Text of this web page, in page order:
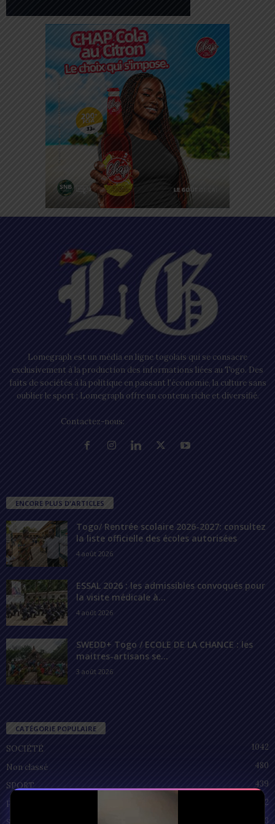
Lomegraph est un média en ligne togolais qui se consacre
exclusivement à la production des informations liées au Togo. Des
faits de sociétés à la politique en passant l’économie, la culture sans
oublier le sport ; Lomegraph offre un contenu riche et diversifié.
Contactez-nous:
ENCORE PLUS D'ARTICLES
Togo/ Rentrée scolaire 2026-2027: consultez
la liste officielle des écoles autorisées
4 août 2026
ESSAL 2026 : les admissibles convoqués pour
la visite médicale à...
4 août 2026
SWEDD+ Togo / ECOLE DE LA CHANCE : les
maitres-artisans se...
3 août 2026
CATÉGORIE POPULAIRE
SOCIÉTÉ
1042
Non classé
480
SPORT
439
POLITIQUE
212
93